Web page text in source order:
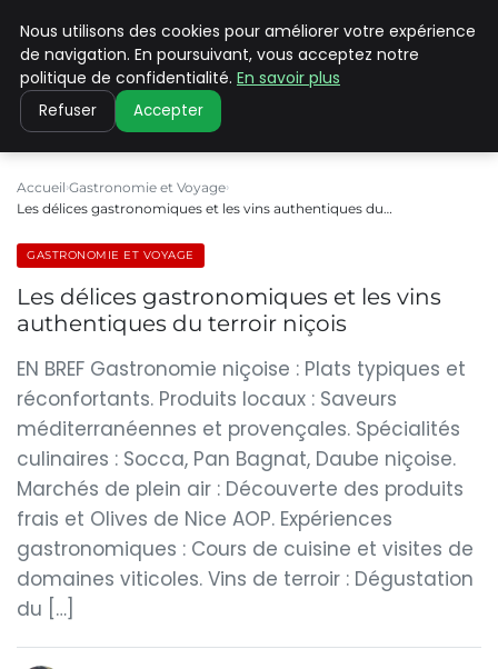
PILAT PATRIMOINES
Accueil Gastronomie et Voyage
Les délices gastronomiques et les vins authentiques du…
GASTRONOMIE ET VOYAGE
Les délices gastronomiques et les vins
authentiques du terroir niçois
EN BREF Gastronomie niçoise : Plats typiques et
réconfortants. Produits locaux : Saveurs
méditerranéennes et provençales. Spécialités
culinaires : Socca, Pan Bagnat, Daube niçoise.
Marchés de plein air : Découverte des produits
frais et Olives de Nice AOP. Expériences
gastronomiques : Cours de cuisine et visites de
domaines viticoles. Vins de terroir : Dégustation
du […]
Nous utilisons des cookies pour améliorer votre expérience
de navigation. En poursuivant, vous acceptez notre
politique de confidentialité. En savoir plus
Refuser Accepter